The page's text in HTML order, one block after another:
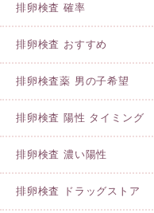
排卵検査 確率
排卵検査 おすすめ
排卵検査薬 男の子希望
排卵検査 陽性 タイミング
排卵検査 濃い陽性
排卵検査 ドラッグストア